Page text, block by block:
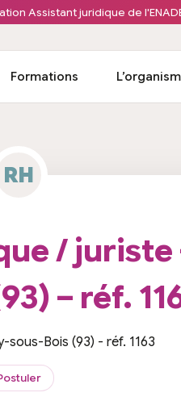
Assistant juridique de
Formations
RH
/ juriste
– réf.
sous-Bois (93) - réf. 1163